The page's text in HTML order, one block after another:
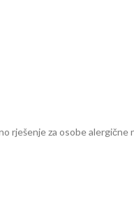
rješenje za osobe